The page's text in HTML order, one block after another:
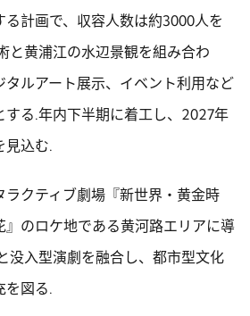
計画で、収容人数は約3000人を
と黄浦江の水辺景観を組み合わ
ルアート展示、イベント利用など
する.年内下半期に着工し、2027年
見込む.
ラクティブ劇場『新世界・黄金時
』のロケ地である黄河路エリアに導
没入型演劇を融合し、都市型文化
を図る.